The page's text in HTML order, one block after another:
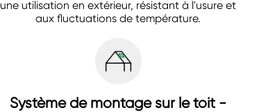
une utilisation en extérieur, résistant à l'usure et
aux fluctuations de température.
Système de montage sur le toit -